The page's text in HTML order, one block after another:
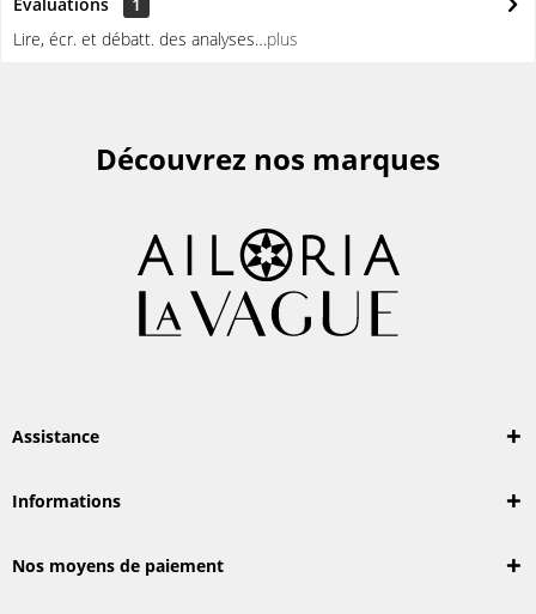
Lire, écr. et débatt. des analyses…plus
Découvrez nos marques
Assistance
Informations
Nos moyens de paiement